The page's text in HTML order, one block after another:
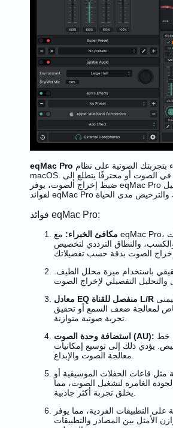
eqMac Pro
macOS. سواء كنت مستخدمًا عاديًا يسعى إلى تحسين التحكم في الصوت أو محترفًا يتطلع إلى
ضبط إخراج الصوت، يوفر eqMac Pro مجموعة من الأدوات لتلبية احتياجاتك. فيما يلي تفصيل
فوائد eqMac Pro:
مكافئ الخبراء: مع eqMac Pro، أطلق العنان لنطاقات غير محدودة وإعدادات EQQ
والنطاق الترددي لتخصيص
باستخدام ميزة محلل الطيف.
لمعالجة ضعف السمع أو تحقيق
تجربة صوتية متوازنة.
استضافة وحدة الصوت (AU):
يؤدي ذلك إلى توسيع إمكانيات
معالجة الصوت والإبداع.
قاعات الحفلات الموسيقية أو
الغامرة لتشغيل الصوت، مما
يخلق تجربة أكثر جاذبية.
التطبيقات الفردية، مما يوفر
الأمثل بين المصادر والتطبيقات